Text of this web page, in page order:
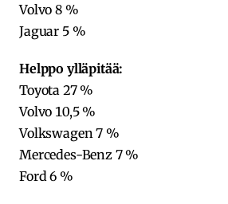
Volvo 8 %
Jaguar 5 %
Helppo ylläpitää:
Toyota 27 %
Volvo 10,5 %
Volkswagen 7 %
Mercedes-Benz 7 %
Ford 6 %